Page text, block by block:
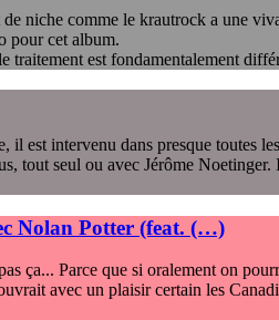
niche comme le krautrock a une
pour cet album.
traitement est fondamentalement
est intervenu dans presque toutes
tout seul ou avec Jérôme
Nolan Potter (feat. (…)
ça... Parce que si oralement on
avec un plaisir certain les